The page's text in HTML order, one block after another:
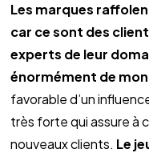
Les marques
car ce sont des
experts de leur
énormément de
favorable d’un
très forte qui assure à
nouveaux clients. Le